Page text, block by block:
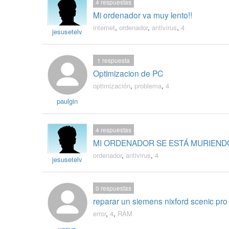
jesusetelv
Mi ordenador va muy lento!!
4 respuestas
internet, ordenador, antivirus, 4
paulgin
Optimizacion de PC
1 respuesta
optimización, problema, 4
jesusetelv
MI ORDENADOR SE ESTÁ
4 respuestas
ordenador, antivirus, 4
reparar un siemens nixford scenic
0 respuestas
error, 4, RAM